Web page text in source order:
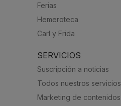
Ferias
Hemeroteca
Carl y Frida
SERVICIOS
Suscripción a noticias
Todos nuestros servicios
Marketing de contenidos